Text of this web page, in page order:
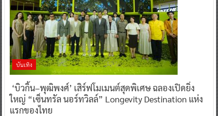
บันเทิง
‘บิวกิ้น–พุฒิพงศ์’ เสิร์ฟโมเมนต์สุดพิเศษ ฉลองเปิดยิ่ง
ใหญ่ “เซ็นทรัล นอร์ทวิลล์” Longevity Destination แห่ง
แรกของไทย